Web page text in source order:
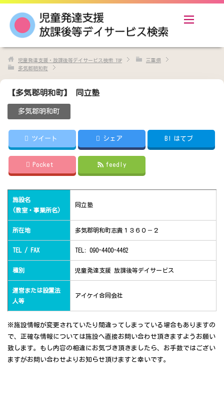
児童発達支援・放課後等デイサービス検索 TOP
三重県
多気郡明和町
【多気郡明和町】 同立塾
多気郡明和町
ツイート シェア B! はてブ
Pocket feedly
施設名
(教室・事業所名)
同立塾
所在地 多気郡明和町志貴１３６０－２
TEL / FAX TEL: 090-4400-4462
種別 児童発達支援 放課後等デイサービス
運営または設置法
人等
アイケイ合同会社
※施設情報が変更されていたり間違ってしまっている場合もありますの
で、正確な情報については施設へ直接お問い合わせ頂きますようお願い
致します。もし内容の相違にお気づき頂きましたら、お手数ではござい
ますがお問い合わせよりお知らせ頂けますと幸いです。